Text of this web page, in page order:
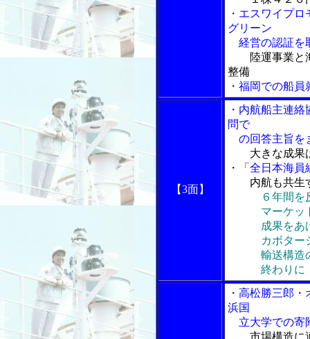
・エスワイプ
グリーン
経営の認証を
陸運事業と
整備
・福岡での船
【3面】
・内航船主連
問で
の回答主旨を
大きな成果
・「全日本海
内航も共生
６年間を
マーケット
成果をあげ
カボタージ
輸送構造の
終わりに
・高松勝三郎
浜国
立大学での寄
市場構造に